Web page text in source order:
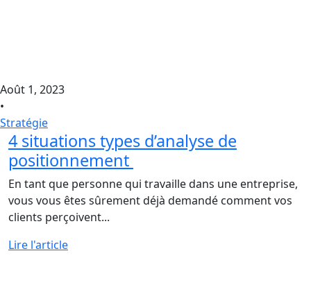
Août 1, 2023
•
Stratégie
4 situations types d’analyse de
positionnement
En tant que personne qui travaille dans une entreprise,
vous vous êtes sûrement déjà demandé comment vos
clients perçoivent...
Lire l'article